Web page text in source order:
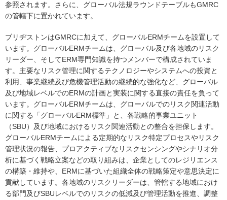
参照されます。さらに、グローバル法規ラウンドテーブルもGMRC
の管轄下に置かれています。
ブリヂストンはGMRCに加えて、グローバルERMチームを設置して
います。グローバルERMチームは、グローバル及び各地域のリスク
リーダー、そしてERM専門知識を持つメンバーで構成されていま
す。主要なリスク管理に関するテクノロジーやシステムへの投資と
利用、事業継続及び危機管理活動の継続的な強化など、グローバル
及び地域レベルでのERMの計画と実装に関する直接の責任を負って
います。グローバルERMチームは、グローバルでのリスク関連活動
に関する「グローバルERM標準」と、各戦略的事業ユニット
（SBU）及び地域におけるリスク関連活動との整合を担保します。
グローバルERMチームによる定期的なリスク特定プロセスやリスク
管理状況の報告、プロアクティブなリスクセンシングやシナリオ分
析に基づく戦略立案などの取り組みは、企業としてのレジリエンス
の構築・維持や、ERMに基づいた組織全体の戦略策定や意思決定に
貢献しています。各地域のリスクリーダーは、管轄する地域におけ
る部門及びSBUレベルでのリスクの低減及び管理活動を推進、調整